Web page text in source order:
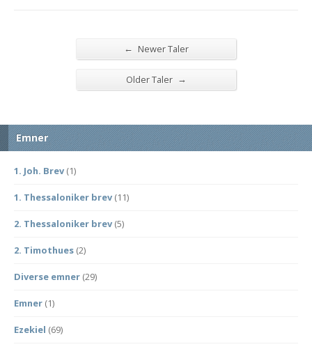
← Newer Taler
Older Taler →
Emner
1. Joh. Brev (1)
1. Thessaloniker brev (11)
2. Thessaloniker brev (5)
2. Timothues (2)
Diverse emner (29)
Emner (1)
Ezekiel (69)